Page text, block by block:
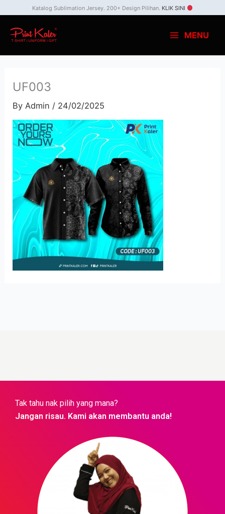
content
Katalog Sublimation Jersey. 200+ Design Pilihan. KLIK SINI
MENU
UF003
ByAdmin / 24/02/2025
Tak tahu nak pilih yang mana?
Jangan risau. Kami akan membantu anda!